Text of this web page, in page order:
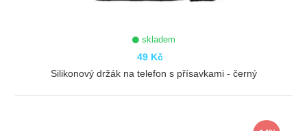
skladem
49 Kč
Silikonový držák na telefon s přísavkami - černý